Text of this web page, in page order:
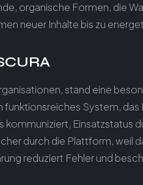
organische Formen, die
neuer Inhalte bis zu
stand eine
System,
durch die Plattform,
reduziert Fehler und